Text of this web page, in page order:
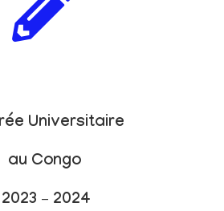
Universitaire
au Congo
2023 – 2024